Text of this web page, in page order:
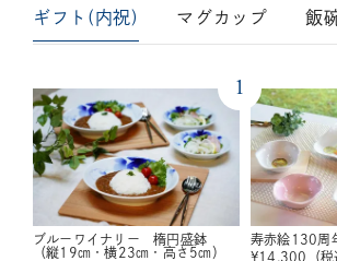
ギフト(内祝) マグカップ 飯
1
ブルーワイナリー 楕円盛鉢
（縦19㎝・横23㎝・高さ5㎝）
寿赤絵130周
¥14,300 （税